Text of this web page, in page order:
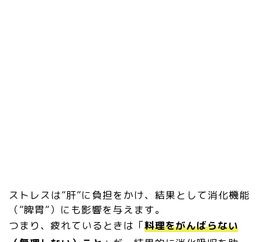
ストレスは”肝”に負担をかけ、結果として消化機能
（”脾胃”）にも影響を与えます。
つまり、疲れているときは「料理をがんばらない